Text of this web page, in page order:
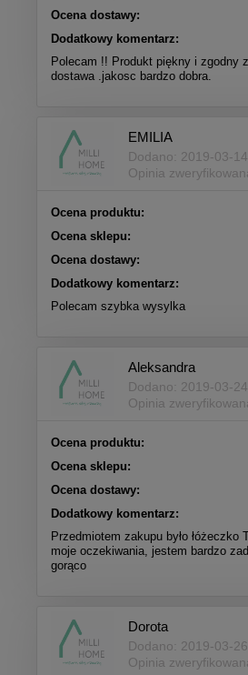
Ocena dostawy:
Dodatkowy komentarz:
Polecam !! Produkt piękny i zgodny
dostawa .jakosc bardzo dobra.
EMILIA
Dodano: 2019-03-14
Opinia
Ocena produktu:
Ocena sklepu:
Ocena dostawy:
Dodatkowy komentarz:
Polecam szybka wysylka
Aleksandra
Dodano: 2019-03-24
Opinia
Ocena produktu:
Ocena sklepu:
Ocena dostawy:
Dodatkowy komentarz:
Przedmiotem zakupu było łóżeczko
moje oczekiwania, jestem bardzo
gorąco
Dorota
Dodano: 2019-03-26
Opinia